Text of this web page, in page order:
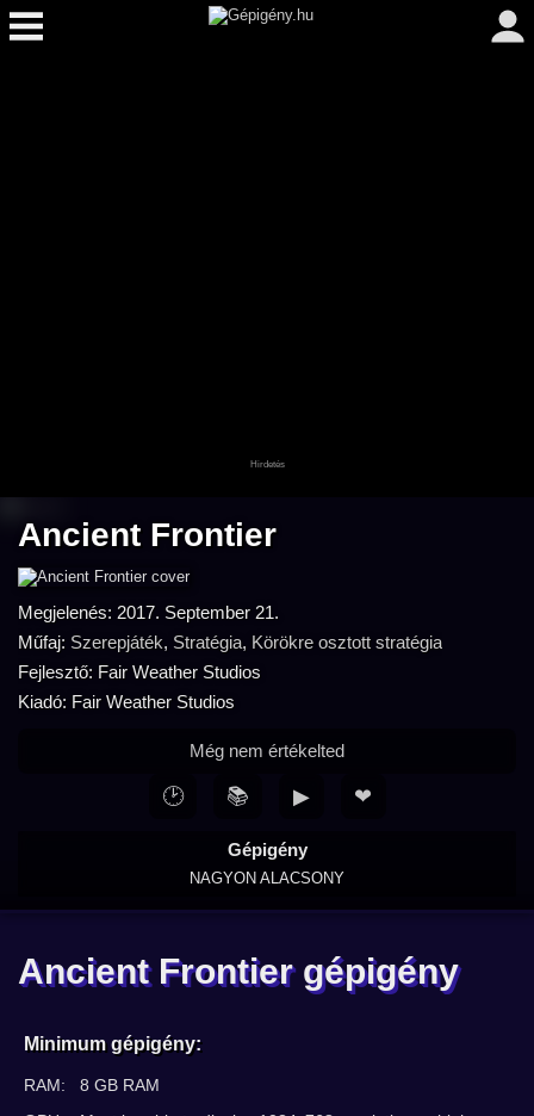
Ancient Frontier
Megjelenés: 2017. September 21.
Műfaj: Szerepjáték, Stratégia, Körökre osztott stratégia
Fejlesztő: Fair Weather Studios
Kiadó: Fair Weather Studios
Gépigény
NAGYON ALACSONY
Még nem értékelted
🕑 📚 ▶ ❤
Ancient Frontier gépigény
Minimum gépigény:
RAM:
8 GB RAM